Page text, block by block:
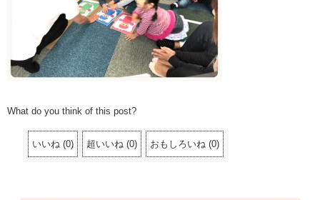
What do you think of this post?
いいね (0) 超いいね (0) おもしろいね (0)